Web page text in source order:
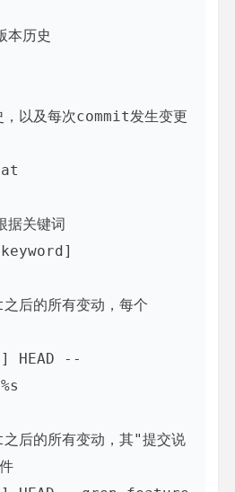
本历史
以及每次commit发生变更
据关键词
后的所有变动，每个
--
后的所有变动，其"提交说